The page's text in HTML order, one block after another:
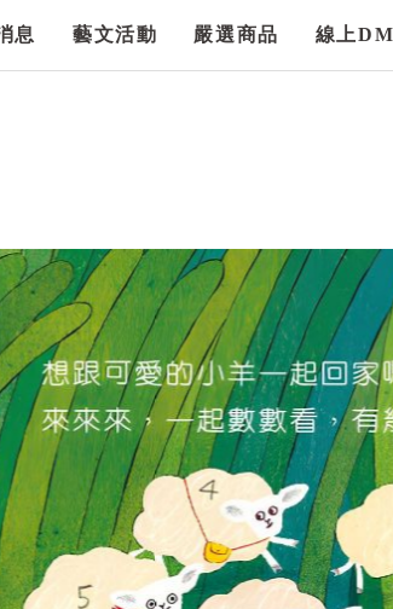
息 藝文活動 嚴選商品 線上DM